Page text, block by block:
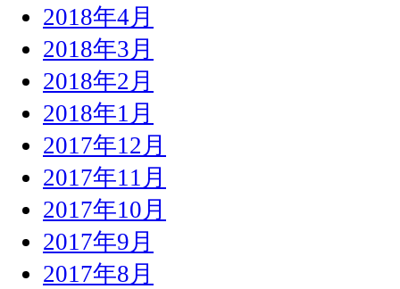
2018年4月
2018年3月
2018年2月
2018年1月
2017年12月
2017年11月
2017年10月
2017年9月
2017年8月